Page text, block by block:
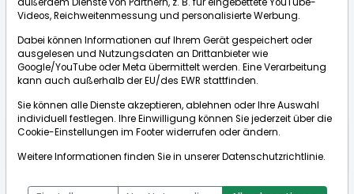
EQS-DD: Heidelberg Materials AG (deutsch)
dpa-AFX Compact
ÜBERSICHT DPA-AFX PROFEED
DPA-AFX COMPACT
NEWSBOT
Videos, Reichweitenmessung und personalisierte Werbung.
Dabei können Informationen auf Ihrem Gerät gespeichert oder
ausgelesen und Nutzungsdaten an Drittanbieter wie
Google/YouTube oder Meta übermittelt werden. Eine Verarbeitung
kann auch außerhalb der EU/des EWR stattfinden.
Sie können alle Dienste akzeptieren, ablehnen oder Ihre Auswahl
individuell festlegen. Ihre Einwilligung können Sie jederzeit über die
Cookie-Einstellungen im Footer widerrufen oder ändern.
Weitere Informationen finden Sie in unsererDatenschutzrichtlinie.